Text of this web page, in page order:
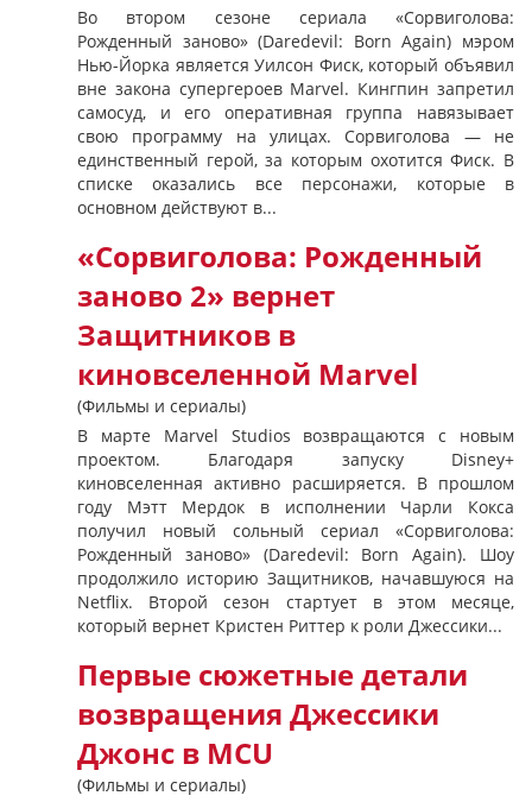
Во втором сезоне сериала «Сорвиголова:
Рожденный заново» (Daredevil: Born Again) мэром
Нью-Йорка является Уилсон Фиск, который объявил
вне закона супергероев Marvel. Кингпин запретил
самосуд, и его оперативная группа навязывает
свою программу на улицах. Сорвиголова — не
единственный герой, за которым охотится Фиск. В
списке оказались все персонажи, которые в
основном действуют в...
«Сорвиголова: Рожденный
заново 2» вернет
Защитников в
киновселенной Marvel
(Фильмы и сериалы)
В марте Marvel Studios возвращаются с новым
проектом. Благодаря запуску Disney+
киновселенная активно расширяется. В прошлом
году Мэтт Мердок в исполнении Чарли Кокса
получил новый сольный сериал «Сорвиголова:
Рожденный заново» (Daredevil: Born Again). Шоу
продолжило историю Защитников, начавшуюся на
Netflix. Второй сезон стартует в этом месяце,
который вернет Кристен Риттер к роли Джессики...
Первые сюжетные детали
возвращения Джессики
Джонс в MCU
(Фильмы и сериалы)